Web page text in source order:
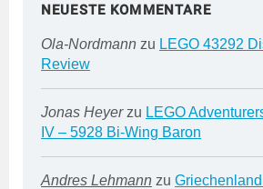
NEUESTE KOMMENTARE
Ola-Nordmann zu LEGO 43292
Review
Jonas Heyerzu LEGO
IV – 5928 Bi-Wing Baron
Andres Lehmann zu